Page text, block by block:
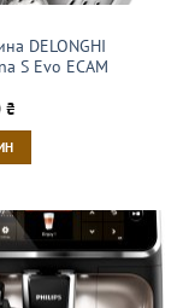
DELONGHI
S Evo ECAM
₴